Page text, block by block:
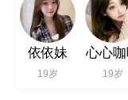
依依妹
19岁
心心
19岁